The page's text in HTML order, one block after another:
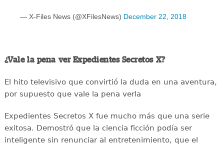
— X-Files News (@XFilesNews) December 22, 2018
¿Vale la pena ver Expedientes Secretos X?
El hito televisivo que convirtió la duda en una aventura,
por supuesto que vale la pena verla
Expedientes Secretos X fue mucho más que una serie
exitosa. Demostró que la ciencia ficción podía ser
inteligente sin renunciar al entretenimiento, que el